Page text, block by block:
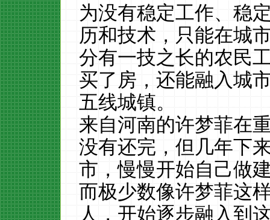
为没有稳定工作、稳
历和技术，只能在城
分有一技之长的农民
买了房，还能融入城
五线城镇。
来自河南的许梦菲在
没有还完，但几年下
市，慢慢开始自己做
而极少数像许梦菲这
人，开始逐步融入到